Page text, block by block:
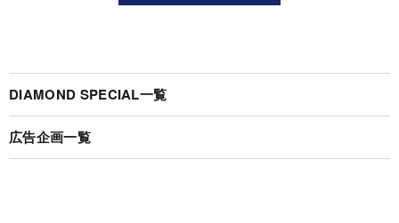
DIAMOND SPECIAL一覧
広告企画一覧